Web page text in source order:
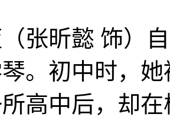
昕懿 饰）自
。初中时，
高中后，却